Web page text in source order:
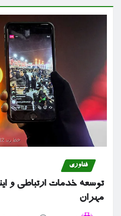
فناوری
توسعه خدمات ارتباطی و
مهران